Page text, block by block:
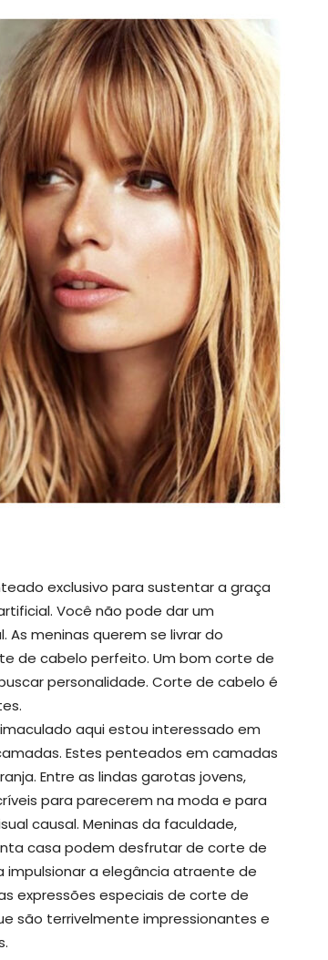
exclusivo para sustentar a graça
Você não pode dar um
meninas querem se livrar do
de cabelo perfeito. Um bom corte de
personalidade. Corte de cabelo é
aqui estou interessado em
Estes penteados em camadas
Entre as lindas garotas jovens,
para parecerem na moda e para
causal. Meninas da faculdade,
casa podem desfrutar de corte de
a elegância atraente de
expressões especiais de corte de
são terrivelmente impressionantes e